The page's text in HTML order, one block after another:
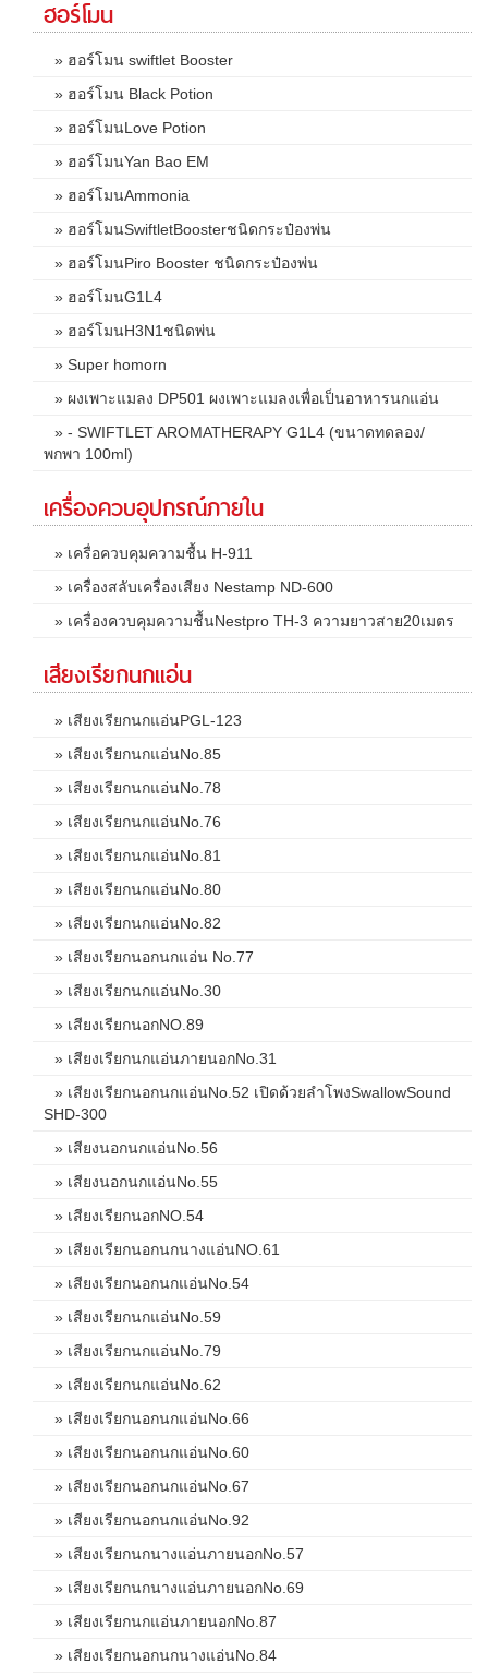
ฮอร์โมน
» ฮอร์โมน swiftlet Booster
» ฮอร์โมน Black Potion
» ฮอร์โมนLove Potion
» ฮอร์โมนYan Bao EM
» ฮอร์โมนAmmonia
» ฮอร์โมนSwiftletBoosterชนิดกระป๋องพ่น
» ฮอร์โมนPiro Booster ชนิดกระป๋องพ่น
» ฮอร์โมนG1L4
» ฮอร์โมนH3N1ชนิดพ่น
» Super homorn
» ผงเพาะแมลง DP501 ผงเพาะแมลงเพื่อเป็นอาหารนกแอ่น
» - SWIFTLET AROMATHERAPY G1L4 (ขนาดทดลอง/
พกพา 100ml)
เครื่องควบอุปกรณ์ภายใน
» เครื่อควบคุมความชื้น H-911
» เครื่องสลับเครื่องเสียง Nestamp ND-600
» เครื่องควบคุมความชื้นNestpro TH-3 ความยาวสาย20เมตร
เสียงเรียกนกแอ่น
» เสียงเรียกนกแอ่นPGL-123
» เสียงเรียกนกแอ่นNo.85
» เสียงเรียกนกแอ่นNo.78
» เสียงเรียกนกแอ่นNo.76
» เสียงเรียกนกแอ่นNo.81
» เสียงเรียกนกแอ่นNo.80
» เสียงเรียกนกแอ่นNo.82
» เสียงเรียกนอกนกแอ่น No.77
» เสียงเรียกนกแอ่นNo.30
» เสียงเรียกนอกNO.89
» เสียงเรียกนกแอ่นภายนอกNo.31
» เสียงเรียกนอกนกแอ่นNo.52 เปิดด้วยลำโพงSwallowSound
SHD-300
» เสียงนอกนกแอ่นNo.56
» เสียงนอกนกแอ่นNo.55
» เสียงเรียกนอกNO.54
» เสียงเรียกนอกนกนางแอ่นNO.61
» เสียงเรียกนอกนกแอ่นNo.54
» เสียงเรียกนกแอ่นNo.59
» เสียงเรียกนกแอ่นNo.79
» เสียงเรียกนกแอ่นNo.62
» เสียงเรียกนอกนกแอ่นNo.66
» เสียงเรียกนอกนกแอ่นNo.60
» เสียงเรียกนอกนกแอ่นNo.67
» เสียงเรียกนอกนกแอ่นNo.92
» เสียงเรียกนกนางแอ่นภายนอกNo.57
» เสียงเรียกนกนางแอ่นภายนอกNo.69
» เสียงเรียกนกแอ่นภายนอกNo.87
» เสียงเรียกนอกนกนางแอ่นNo.84